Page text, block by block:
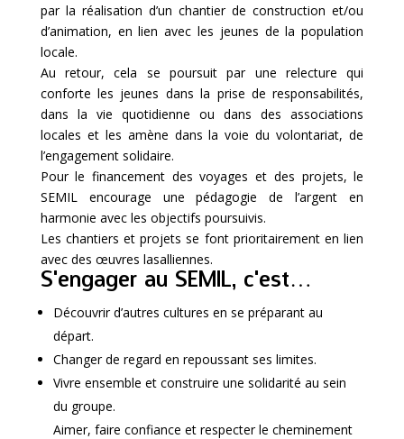
par la réalisation d’un chantier de construction et/ou
d’animation, en lien avec les jeunes de la population
locale.
Au retour, cela se poursuit par une relecture qui
conforte les jeunes dans la prise de responsabilités,
dans la vie quotidienne ou dans des associations
locales et les amène dans la voie du volontariat, de
l’engagement solidaire.
Pour le financement des voyages et des projets, le
SEMIL encourage une pédagogie de l’argent en
harmonie avec les objectifs poursuivis.
Les chantiers et projets se font prioritairement en lien
avec des œuvres lasalliennes.
S'engager au SEMIL, c'est…
Découvrir d’autres cultures en se préparant au
départ.
Changer de regard en repoussant ses limites.
Vivre ensemble et construire une solidarité au sein
du groupe.
Aimer, faire confiance et respecter le cheminement